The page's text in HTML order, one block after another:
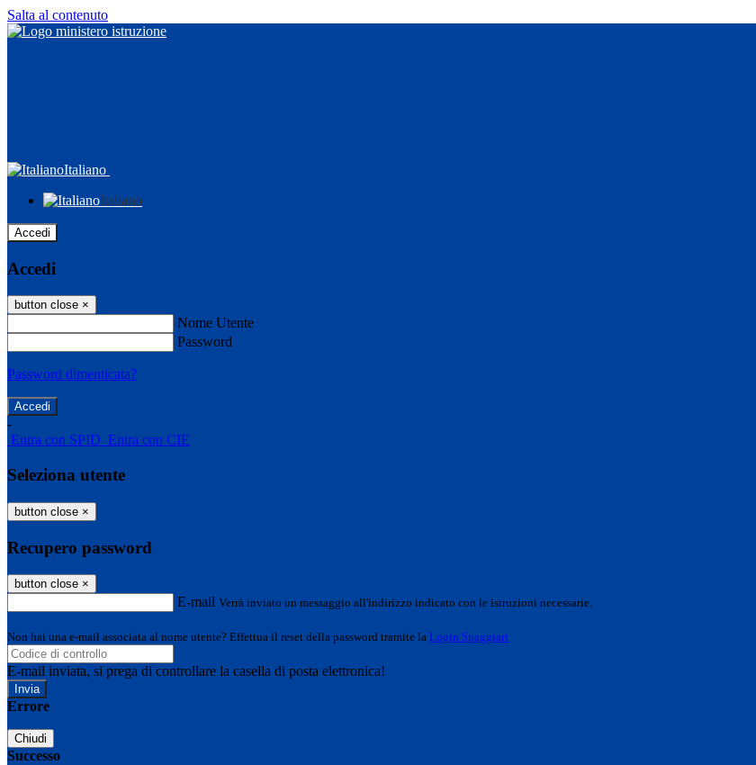
Salta al contenuto
Italiano
Italiano
Accedi
Accedi
button close ×
Nome Utente
Password
Password dimenticata?
-
Entra con SPID Entra con CIE
Seleziona utente
button close ×
Recupero password
button close ×
E-mail Verrà inviato un messaggio all'indirizzo indicato con le istruzioni necessarie.
Non hai una e-mail associata al nome utente? Effettua il reset della password tramite la Login Spaggiari
E-mail inviata, si prega di controllare la casella di posta elettronica!
Errore
Chiudi
Successo